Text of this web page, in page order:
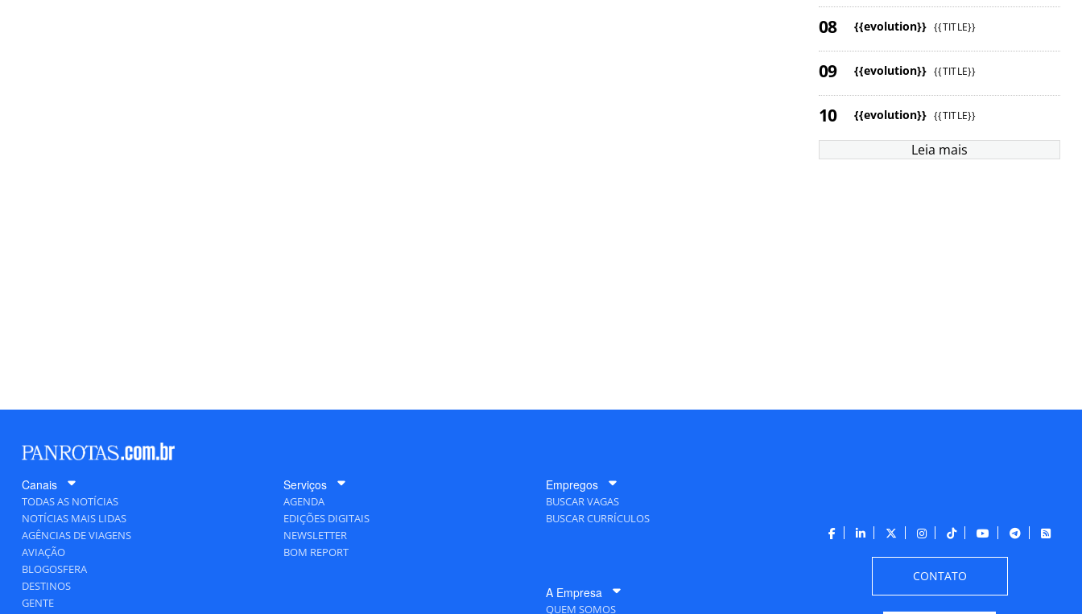
{{evolution}} {{TITLE}}
{{evolution}} {{TITLE}}
{{evolution}} {{TITLE}}
Leia mais
Canais
TODAS AS NOTÍCIAS
NOTÍCIAS MAIS LIDAS
AGÊNCIAS DE VIAGENS
AVIAÇÃO
BLOGOSFERA
DESTINOS
GENTE
Serviços
AGENDA
EDIÇÕES DIGITAIS
NEWSLETTER
BOM REPORT
Empregos
BUSCAR VAGAS
BUSCAR CURRÍCULOS
A Empresa
QUEM SOMOS
CONTATO